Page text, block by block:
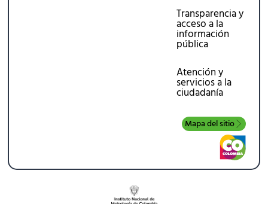
Transparencia y
acceso a la
información
pública
Atención y
servicios a la
ciudadanía
Mapa del sitio